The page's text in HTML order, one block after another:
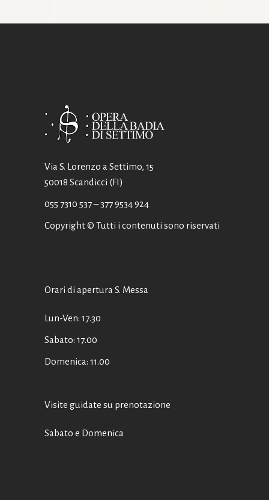
Via S. Lorenzo a Settimo, 15
50018 Scandicci (FI)
055 7310 537– 377 9534 924
Copyright © Tutti i contenuti sono riservati
Orari di apertura S. Messa
Lun-Ven: 17.30
Sabato: 17.00
Domenica: 11.00
Visite guidate su prenotazione
Sabato e Domenica